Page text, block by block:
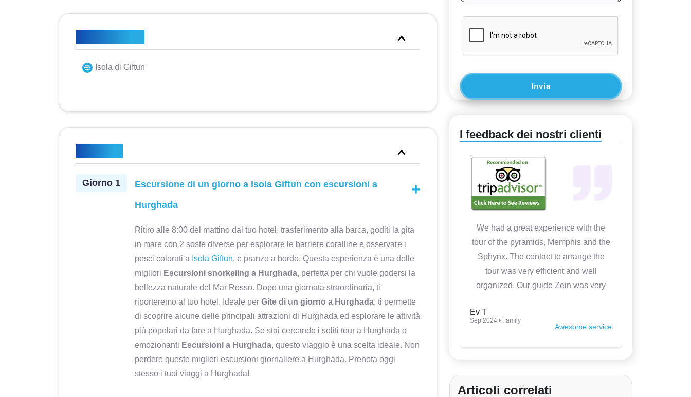
Isola di Giftun​​​​​​
Giorno 1
Escursione di un giorno a Isola Giftun con escursioni a
Hurghada
Ritiro alle 8:00 del mattino dal tuo hotel, trasferimento alla barca, goditi la gita
in mare con 2 soste diverse per esplorare le barriere coralline e osservare i
pesci colorati a Isola Giftun, e pranzo a bordo. Questa esperienza è una delle
migliori Escursioni snorkeling a Hurghada, perfetta per chi vuole godersi la
bellezza naturale del Mar Rosso. Dopo una giornata straordinaria, ti
riporteremo al tuo hotel. Ideale per Gite di un giorno a Hurghada, ti permette
di scoprire alcune delle principali attrazioni di Hurghada ed esplorare le attività
più popolari da fare a Hurghada. Se stai cercando i soliti tour a Hurghada o
emozionanti Escursioni a Hurghada, questo viaggio è una scelta ideale. Non
perdere queste migliori escursioni giornaliere a Hurghada. Prenota oggi
stesso i tuoi viaggi a Hurghada!
Invia
I feedback dei nostri clienti
Mar 2025 • Friends Viaggio bellissimo
anche se impegnativo. Visto luoghi da
rimanere a bocca aperta,bello il misto
tra navigazione sul Nilo e resort. Una
mega approvazione va a Mamdouh El
Solh, guida preparatissima, spiritosa
non ci ha mai fatto annoiare.
Complimenti vivissimi.
Teresa b. Modena, Italy
Magico Egitto
5
Mar 2025 • Coppie Mio marito ed io ci
siamo divertiti moltissimo. L'agenzia
ha organizzato un itinerario su misura
per noi, offrendoci un'ottima
sistemazione, guide eccellenti in
italiano, un servizio di trasporto
efficiente e assistenza in italiano per
tutta la durata del viaggio. Durante il
nostro soggiorno abbiamo richiesto
alcune aggiunte al programma
Elisabetta M
Agenzia affidabile ed efficiente,
personale molto gentile
We had a great experience with the
tour of the pyramids, Memphis and the
Sphynx. The contact to arrange the
tour was very efficient and well
organized. Our guide Zein was very
tour very interesting. Thank you so
Ev T
Sep 2024 • Family
Awesome service
Articoli correlati